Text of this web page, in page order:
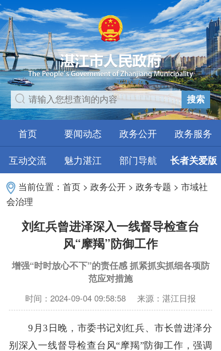
搜索
首页 要闻动态 政务公开
政务服务
互动交流
魅力湛江 部门导航 长者关爱版
当前位置：首页 >政务公开 >政务专题 >市域社
会治理
刘红兵曾进泽深入一线督导检查台
风“摩羯”防御工作
增强“时时放心不下”的责任感 抓紧抓实抓细各项防
范应对措施
时间：2024-09-04 09:58:58 来源：湛江日报
9月3日晚，市委书记刘红兵、市长曾进泽分
别深入一线督导检查台风“摩羯”防御工作，强调